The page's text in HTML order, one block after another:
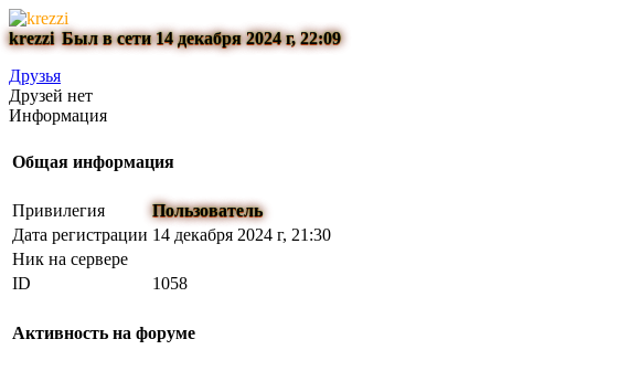
krezziБыл в сети 14 декабря 2024 г, 22:09
Друзья
Друзей нет
Информация
Общая информация
Привилегия
Пользователь
Дата регистрации 14 декабря 2024 г, 21:30
Ник на сервере
ID
1058
Активность на форуме